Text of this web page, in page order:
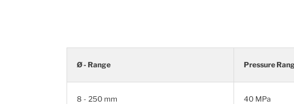
Ø - Range Pressure
8 - 250 mm 40 MPa